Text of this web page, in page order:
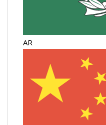
AR